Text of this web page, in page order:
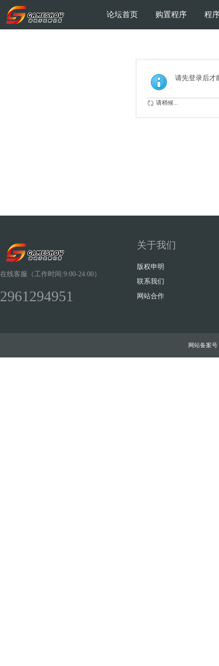
论坛首页 购置程序 程
请先登录后才
请稍候...
在线客服（工作时间:9:00-24:00）
2961294951
关于我们
版权申明
联系我们
网站合作
网站备案号